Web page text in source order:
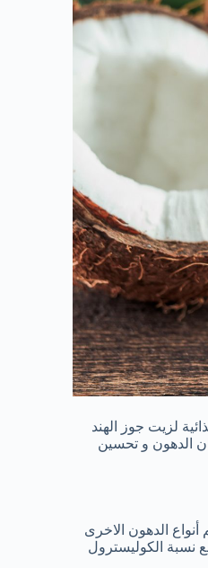
لزيت جوز الهند
الدهون و تحسين
الدهون الاخرى
نسبة الكوليسترول